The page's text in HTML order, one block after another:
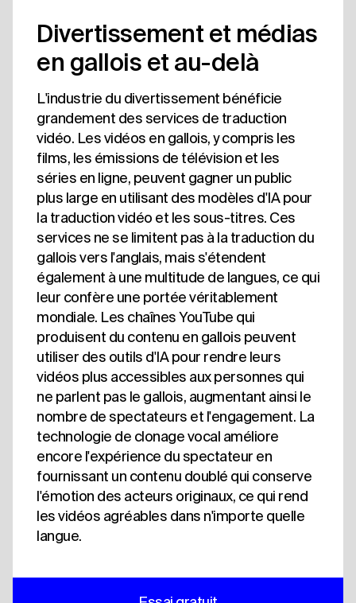
Divertissement et médias
en gallois et au-delà
L'industrie du divertissement bénéficie
grandement des services de traduction
vidéo. Les vidéos en gallois, y compris les
films, les émissions de télévision et les
séries en ligne, peuvent gagner un public
plus large en utilisant des modèles d'IA pour
la traduction vidéo et les sous-titres. Ces
services ne se limitent pas à la traduction du
gallois vers l'anglais, mais s'étendent
également à une multitude de langues, ce qui
leur confère une portée véritablement
mondiale. Les chaînes YouTube qui
produisent du contenu en gallois peuvent
utiliser des outils d'IA pour rendre leurs
vidéos plus accessibles aux personnes qui
ne parlent pas le gallois, augmentant ainsi le
nombre de spectateurs et l'engagement. La
technologie de clonage vocal améliore
encore l'expérience du spectateur en
fournissant un contenu doublé qui conserve
l'émotion des acteurs originaux, ce qui rend
les vidéos agréables dans n'importe quelle
langue.